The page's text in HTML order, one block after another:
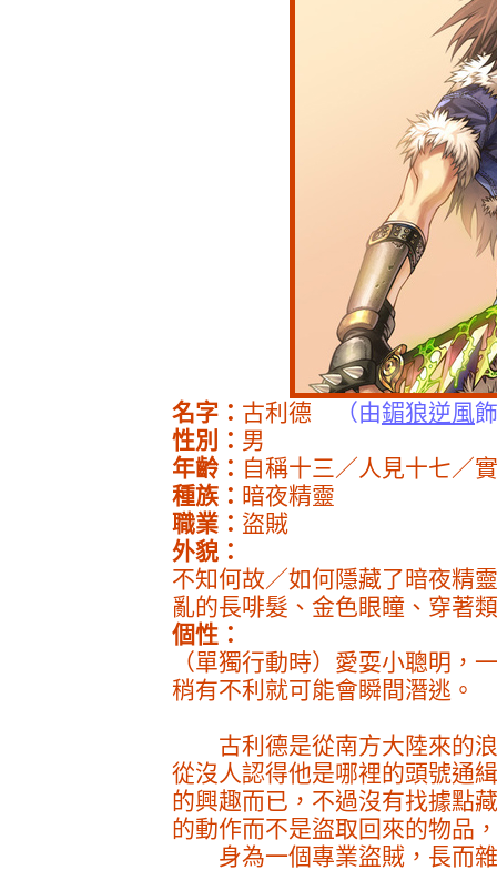
名字： 古利德 （由鎇狼逆風
性別： 男
年齡： 自稱十三／人見十七／
種族： 暗夜精靈
職業： 盜賊
外貌：
不知何故／如何隱藏了暗夜精
亂的長啡髮、金色眼瞳、穿著
個性：
（單獨行動時）愛耍小聰明，
稍有不利就可能會瞬間潛逃。
古利德是從南方大陸來的浪
從沒人認得他是哪裡的頭號通
的興趣而已，不過沒有找據點
的動作而不是盜取回來的物品
身為一個專業盜賊，長而雜